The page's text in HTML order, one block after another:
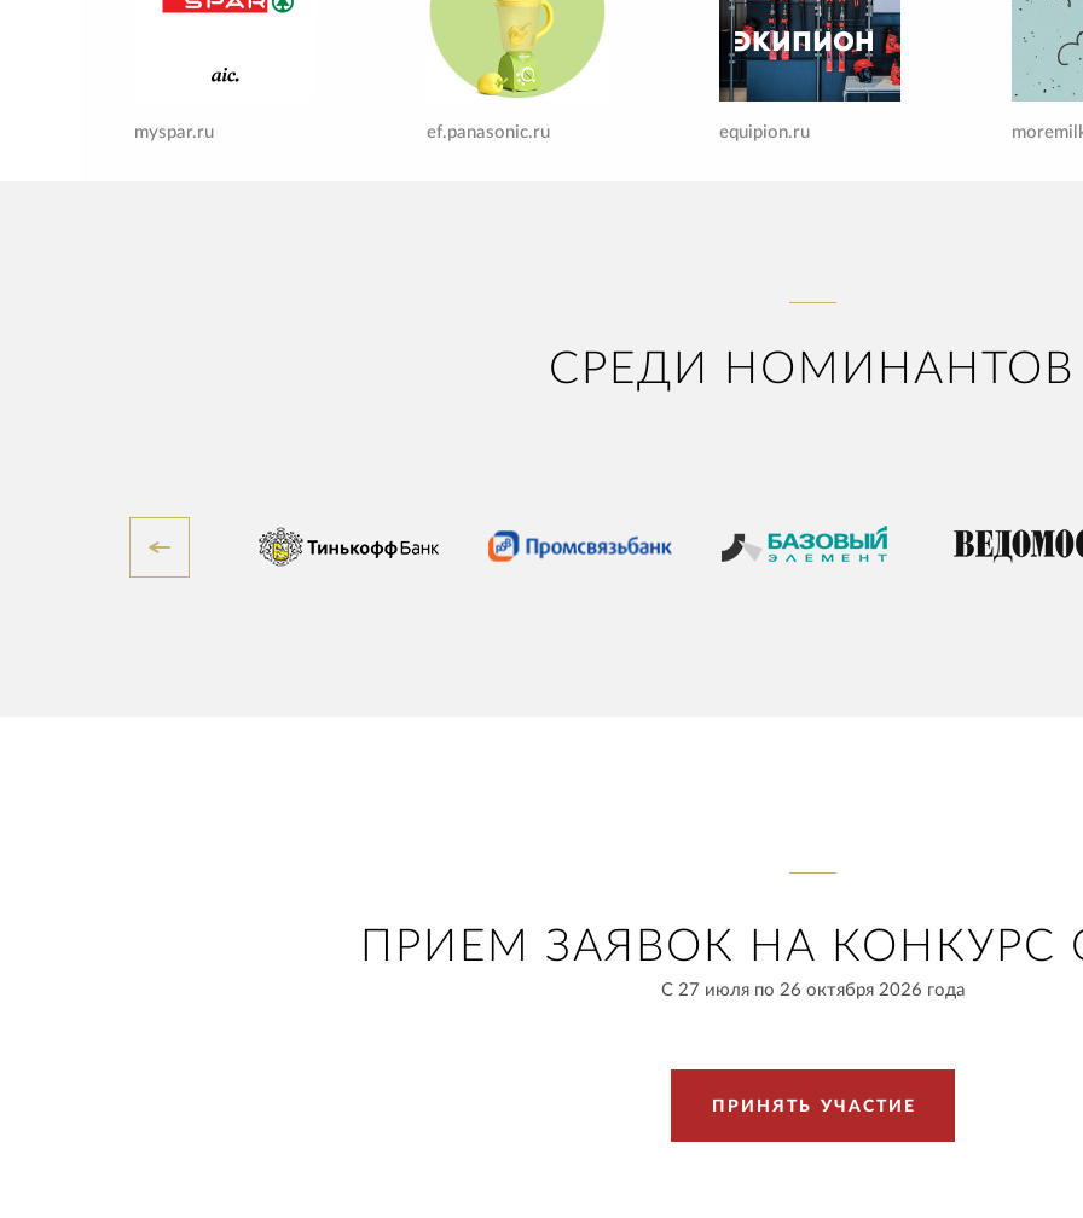
myspar.ru ef.panasonic.ru equipion.ru
СРЕДИ НОМИНАНТОВ
ПРИЕМ ЗАЯВОК НА КОНКУРС
С 27 июля по 26 октября 2026 года
П Р И Н Я Т Ь УЧ АСТ И Е